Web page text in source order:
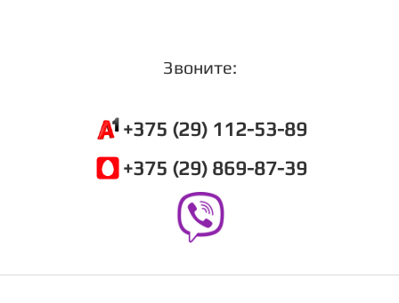
Звоните:
+375 (29) 112-53-89
+375 (29) 869-87-39